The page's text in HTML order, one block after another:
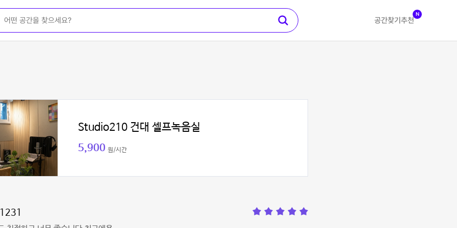
공간찾기 추천
N
Studio210 건대 셀프녹음실
5,900 원/시간